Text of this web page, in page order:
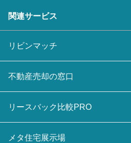
関連サービス
リビンマッチ
不動産売却の窓口
リースバック比較PRO
メタ住宅展示場